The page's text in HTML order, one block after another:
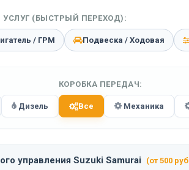
(БЫСТРЫЙ ПЕРЕХОД):
/ ГРМ Подвеска / Ходовая
Дизель
КОРОБКА ПЕРЕДАЧ:
Все Механика
управления Suzuki Samurai (от 500